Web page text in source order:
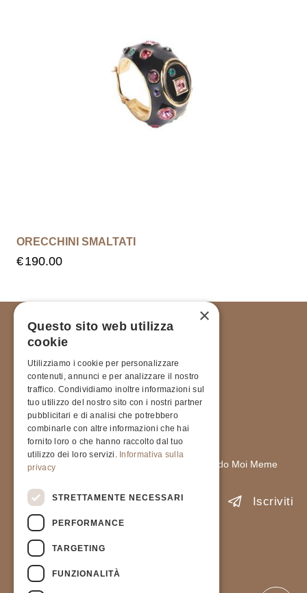
ORECCHINI SMALTATI
€190.00
ISCRIVITI ALLA NOSTRA
NEWSLETTER
Rimani sempre aggiornato sulle novità del mondo Moi Meme
Iscriviti
Accetto l'informativa sulla
PIVA 9237823791
Privacy Policy
×
Questo sito web utilizza
cookie
Utilizziamo i cookie per personalizzare
contenuti, annunci e per analizzare il nostro
traffico. Condividiamo inoltre informazioni sul
tuo utilizzo del nostro sito con i nostri partner
pubblicitari e di analisi che potrebbero
combinarle con altre informazioni che hai
fornito loro o che hanno raccolto dal tuo
utilizzo dei loro servizi. Informativa sulla
privacy
STRETTAMENTE NECESSARI
PERFORMANCE
TARGETING
FUNZIONALITÀ